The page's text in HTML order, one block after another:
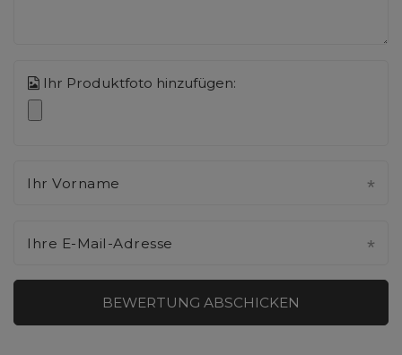
Ihr Produktfoto hinzufügen:
Ihr Vorname
Ihre E-Mail-Adresse
BEWERTUNG ABSCHICKEN